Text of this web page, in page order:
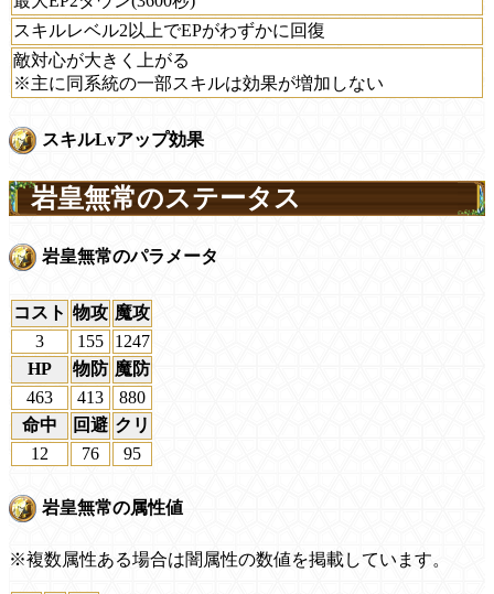
スキルレベル2以上でEPがわずかに回復
敵対心が大きく上がる
※主に同系統の一部スキルは効果が増加しない
スキルLvアップ効果
岩皇無常のステータス
岩皇無常のパラメータ
コスト 物攻 魔攻
3
155
1247
HP
物防 魔防
463
413
880
命中
回避 クリ
12
76 95
岩皇無常の属性値
※複数属性ある場合は闇属性の数値を掲載しています。